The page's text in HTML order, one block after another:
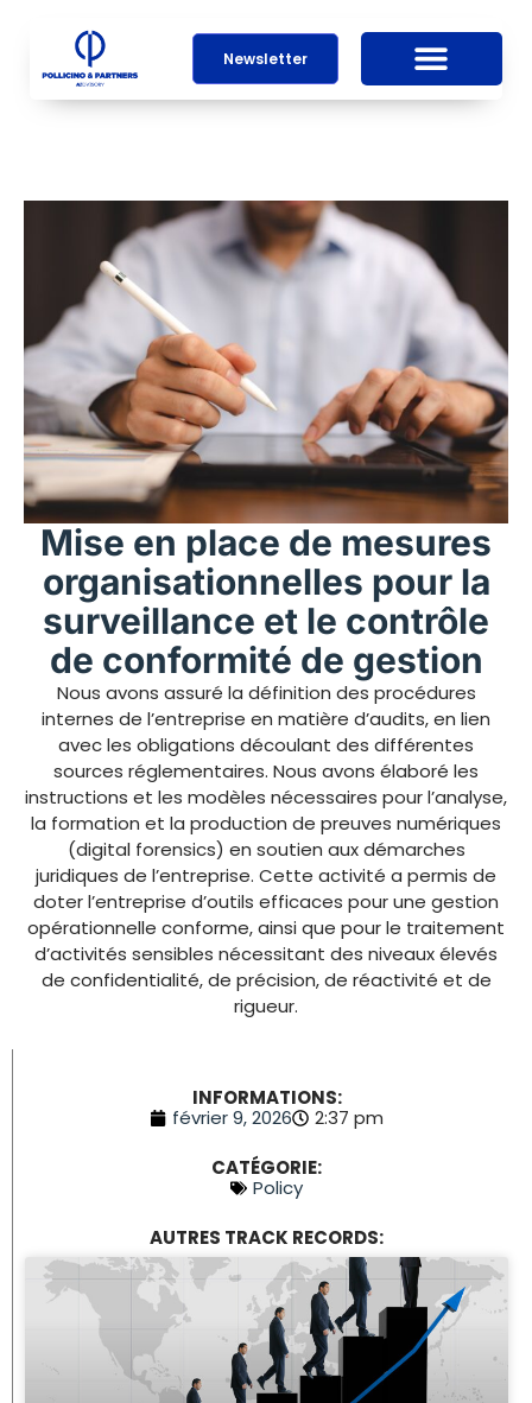
Newsletter
Mise en place de mesures
organisationnelles pour la
surveillance et le contrôle
de conformité de gestion
Nous avons assuré la définition des procédures
internes de l’entreprise en matière d’audits, en lien
avec les obligations découlant des différentes
sources réglementaires. Nous avons élaboré les
instructions et les modèles nécessaires pour l’analyse,
la formation et la production de preuves numériques
(digital forensics) en soutien aux démarches
juridiques de l’entreprise. Cette activité a permis de
doter l’entreprise d’outils efficaces pour une gestion
opérationnelle conforme, ainsi que pour le traitement
d’activités sensibles nécessitant des niveaux élevés
de confidentialité, de précision, de réactivité et de
rigueur.
INFORMATIONS:
février 9, 2026
2:37 pm
CATÉGORIE:
Policy
AUTRES TRACK RECORDS: